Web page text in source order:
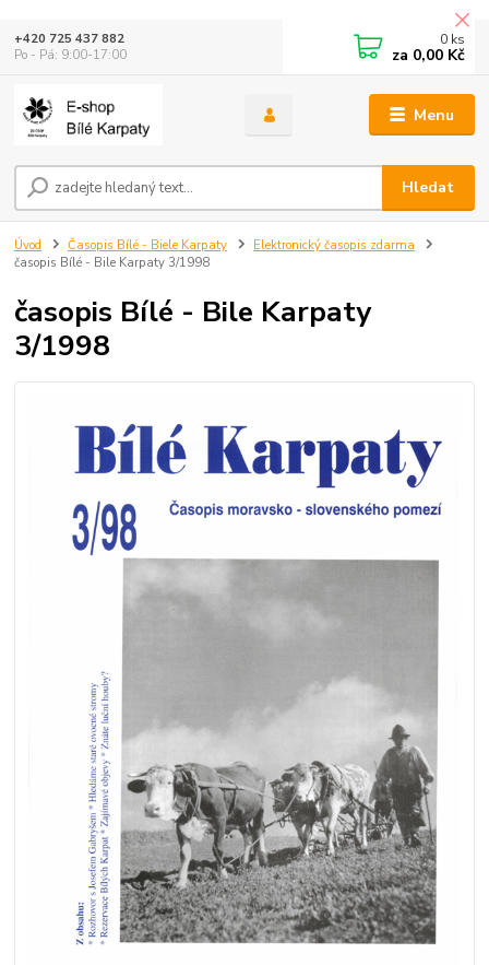
Menu
Hledat
+420 725 437 882
Po - Pá: 9:00-17:00
0 ks
za 0,00 Kč
Úvod Časopis Bílé - Biele Karpaty
Elektronický časopis zdarma
časopis Bílé - Bile Karpaty 3/1998
časopis Bílé - Bile Karpaty
3/1998